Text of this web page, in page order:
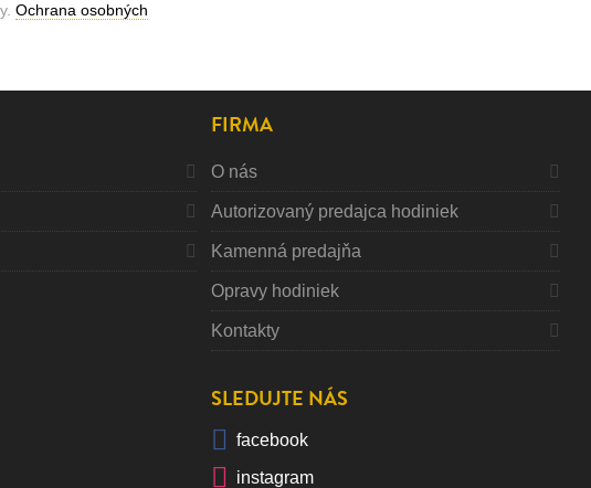
Ochrana osobných
FIRMA
O nás
Autorizovaný predajca hodiniek
Kamenná predajňa
Opravy hodiniek
Kontakty
SLEDUJTE NÁS
facebook
instagram